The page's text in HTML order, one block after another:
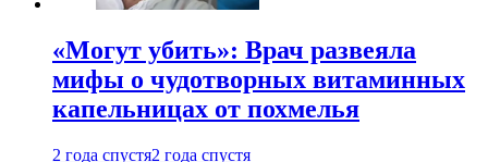
«Могут убить»: Врач развеяла
мифы о чудотворных витаминных
капельницах от похмелья
2 года спустя2 года спустя